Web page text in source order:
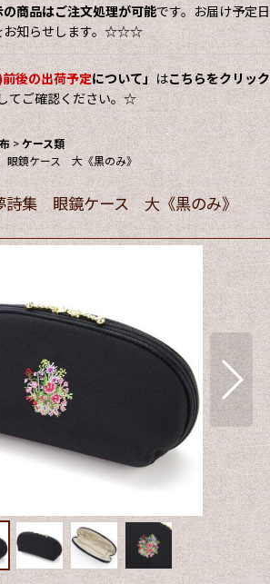
商品はご注文処理が可能です。お届け予定日
お知らせします。☆☆☆
後の出荷予定について」はこちらをクリック
てご確認ください。☆
>ケース類
鏡ケース 大《黒のみ》
詩集 眼鏡ケース 大《黒のみ》